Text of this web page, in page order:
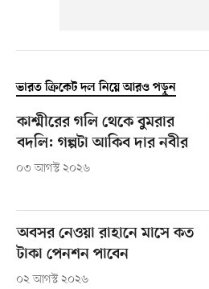
ভারত ক্রিকেট দল নিয়ে আরও পড়ুন
কাশ্মীরের গলি থেকে বুমরার
বদলি: গল্পটা আকিব দার নবীর
০৩ আগস্ট ২০২৬
অবসর নেওয়া রাহানে মাসে কত
টাকা পেনশন পাবেন
০২ আগস্ট ২০২৬